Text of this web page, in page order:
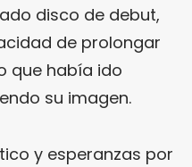
disco de debut,
de prolongar
que había ido
su imagen.
y esperanzas por